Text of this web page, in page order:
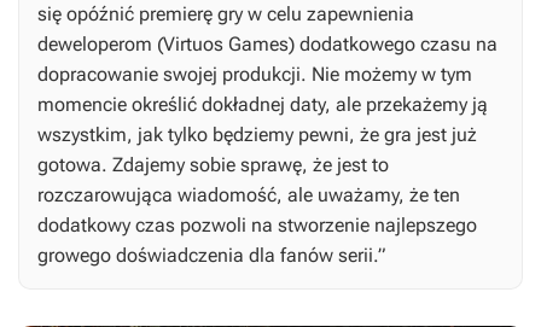
się opóźnić premierę gry w celu zapewnienia
deweloperom (Virtuos Games) dodatkowego czasu na
dopracowanie swojej produkcji. Nie możemy w tym
momencie określić dokładnej daty, ale przekażemy ją
wszystkim, jak tylko będziemy pewni, że gra jest już
gotowa. Zdajemy sobie sprawę, że jest to
rozczarowująca wiadomość, ale uważamy, że ten
dodatkowy czas pozwoli na stworzenie najlepszego
growego doświadczenia dla fanów serii.”